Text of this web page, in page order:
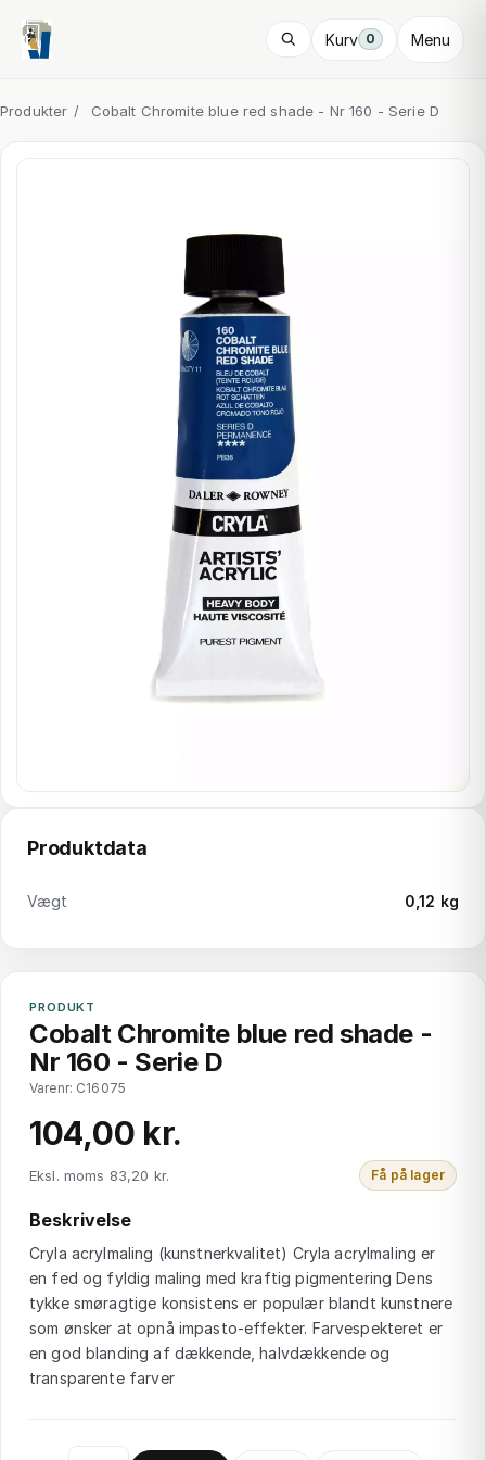
Kurv 0 Menu
Produkter / Cobalt Chromite blue red shade - Nr 160 - Serie D
Produktdata
Vægt 0,12 kg
PRODUKT
Cobalt Chromite blue red shade -
Nr 160 - Serie D
Varenr: C16075
104,00 kr.
Eksl. moms 83,20 kr. Få på lager
Beskrivelse
Cryla acrylmaling (kunstnerkvalitet) Cryla acrylmaling er
en fed og fyldig maling med kraftig pigmentering Dens
tykke smøragtige konsistens er populær blandt kunstnere
som ønsker at opnå impasto-effekter. Farvespekteret er
en god blanding af dækkende, halvdækkende og
transparente farver